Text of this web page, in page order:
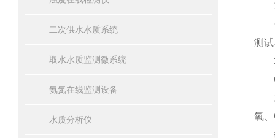
二次供水水质系统
取水水质监测微系统
氨氮在线监测设备
水质分析仪
1.
测
2.
水
氧